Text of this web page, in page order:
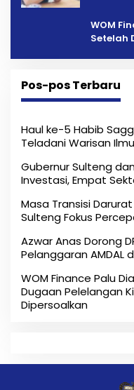
‎WOM
Setelah
Pos-pos Terbaru
Haul ke-5 Habib
Teladani Warisan
Gubernur Sulteng
Investasi, Empat
Masa Transisi
Sulteng Fokus
Azwar Anas Dorong
Pelanggaran AMDAL
‎WOM Finance Palu
Dugaan Pelelangan
Dipersoalkan ‎